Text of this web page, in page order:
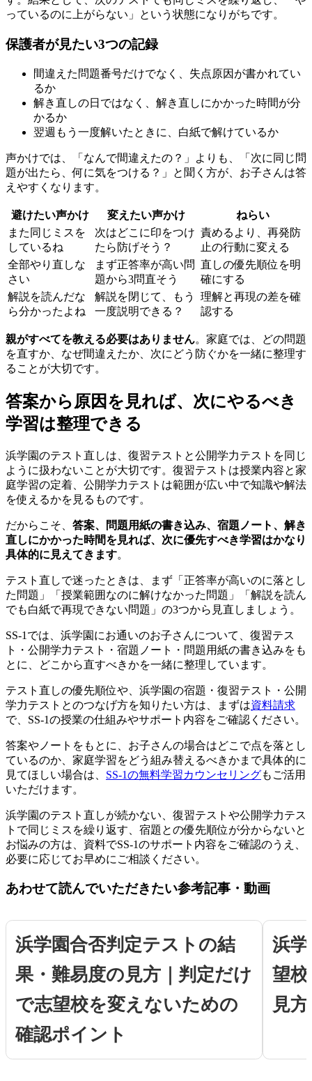
っているのに上がらない」という状態になりがちです。
保護者が見たい3つの記録
間違えた問題番号だけでなく、失点原因が書かれてい
るか
解き直しの日ではなく、解き直しにかかった時間が分
かるか
翌週もう一度解いたときに、白紙で解けているか
声かけでは、「なんで間違えたの？」よりも、「次に同じ問
題が出たら、何に気をつける？」と聞く方が、お子さんは答
えやすくなります。
避けたい声かけ 変えたい声かけ
ねらい
また同じミスを
しているね
次はどこに印をつけ
たら防げそう？
責めるより、再発防
止の行動に変える
全部やり直しな
さい
まず正答率が高い問
題から3問直そう
直しの優先順位を明
確にする
解説を読んだな
ら分かったよね
解説を閉じて、もう
一度説明できる？
理解と再現の差を確
認する
親がすべてを教える必要はありません。家庭では、どの問題
を直すか、なぜ間違えたか、次にどう防ぐかを一緒に整理す
ることが大切です。
答案から原因を見れば、次にやるべき
学習は整理できる
浜学園のテスト直しは、復習テストと公開学力テストを同じ
ように扱わないことが大切です。復習テストは授業内容と家
庭学習の定着、公開学力テストは範囲が広い中で知識や解法
を使えるかを見るものです。
だからこそ、 答案、問題用紙の書き込み、宿題ノート、解き
直しにかかった時間を見れば、次に優先すべき学習はかなり
具体的に見えてきます。
テスト直しで迷ったときは、まず「正答率が高いのに落とし
た問題」「授業範囲なのに解けなかった問題」「解説を読ん
でも白紙で再現できない問題」の3つから見直しましょう。
SS-1では、浜学園にお通いのお子さんについて、復習テス
ト・公開学力テスト・宿題ノート・問題用紙の書き込みをも
とに、どこから直すべきかを一緒に整理しています。
テスト直しの優先順位や、浜学園の宿題・復習テスト・公開
学力テストとのつなげ方を知りたい方は、まずは資料請求
で、SS-1の授業の仕組みやサポート内容をご確認ください。
答案やノートをもとに、お子さんの場合はどこで点を落とし
ているのか、家庭学習をどう組み替えるべきかまで具体的に
見てほしい場合は、 SS-1の無料学習カウンセリングもご活用
いただけます。
浜学園のテスト直しが続かない、復習テストや公開学力テス
トで同じミスを繰り返す、宿題との優先順位が分からないと
お悩みの方は、資料でSS-1のサポート内容をご確認のうえ、
必要に応じてお早めにご相談ください。
あわせて読んでいただきたい参考記事・動画
浜学園合否判定テストの結
果・難易度の見方｜判定だけ
で志望校を変えないための
確認ポイント
浜
望
見